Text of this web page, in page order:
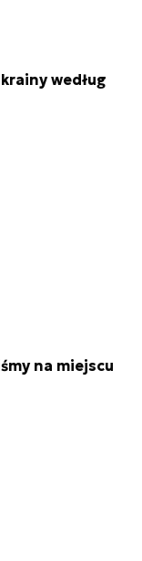
według
na miejscu